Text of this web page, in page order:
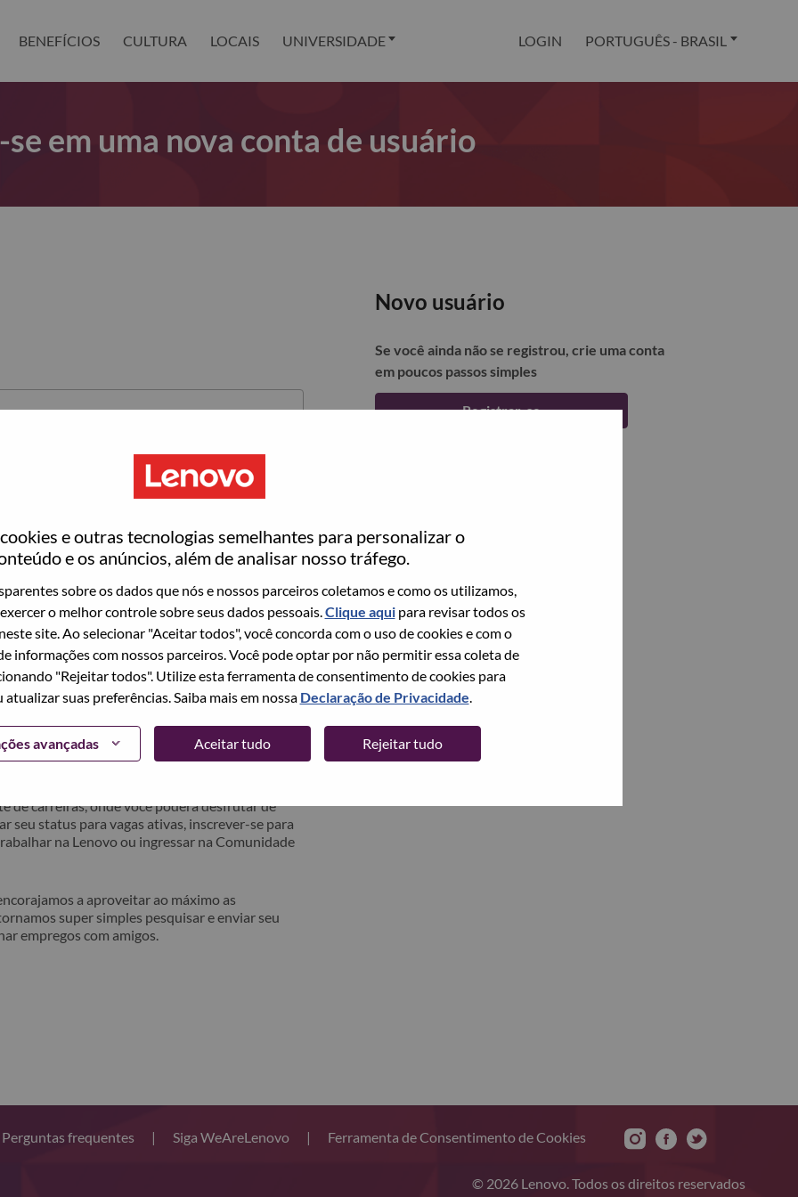
e outras tecnologias semelhantes para personalizar o
e os anúncios, além de analisar nosso tráfego.
sobre os dados que nós e nossos parceiros coletamos e como os utilizamos,
o melhor controle sobre seus dados pessoais.Clique aquipara revisar todos os
site. Ao selecionar "Aceitar todos", você concorda com o uso de cookies e com o
informações com nossos parceiros. Você pode optar por não permitir essa coleta de
"Rejeitar todos". Utilize esta ferramenta de consentimento de cookies para
atualizar suas preferências. Saiba mais em nossa Declaração de Privacidade.
avançadas Aceitar tudo Rejeitar tudo
BENEFÍCIOS CULTURA LOCAIS UNIVERSIDADE LOGIN PORTUGUÊS - BRASIL
em uma nova conta de usuário
no momento, temos seu e-mail salvo em nosso
redefinir e fazer login.
e/ou registrar-se como um novo usuário,
hrsupport@lenovo.com
com os detalhes do seu
de login do candidato" no assunto do e-
contato com você para obter suporte após a
de carreiras, onde você poderá desfrutar de
seu status para vagas ativas, inscrever-se para
na Lenovo ou ingressar na Comunidade
a aproveitar ao máximo as
super simples pesquisar e enviar seu
empregos com amigos.
Novo usuário
Se você ainda não se registrou, crie uma conta
em poucos passos simples
Registrar-se
Perguntas frequentes | Siga WeAreLenovo | Ferramenta de Consentimento de Cookies
© 2026 Lenovo. Todos os direitos reservados